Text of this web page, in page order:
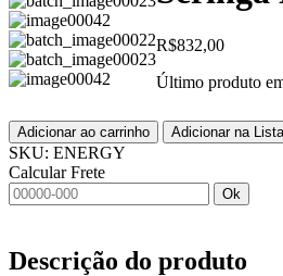
R$832,00
Último produto
Adicionar ao carrinho Adicionar na
SKU: ENERGY
Calcular Frete
Ok
Descrição do produto